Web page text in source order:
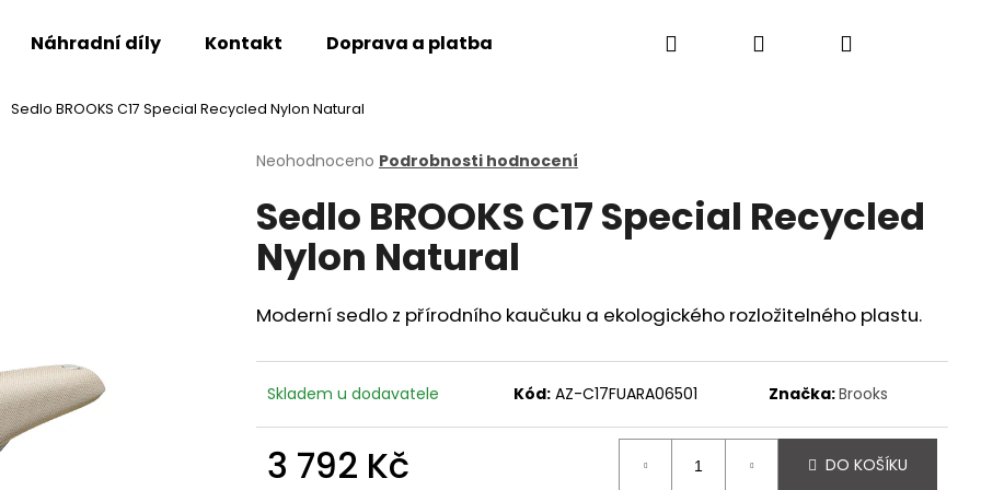
Náhradní díly Kontakt Doprava a platba Hledat PřihlášeníNákupní
Sedlo BROOKS C17 Special Recycled Nylon Natural
Průměrné
produktu
je
0,0
hvězdiček.
Neohodnoceno Podrobnosti hodnocení
Sedlo BROOKS C17 Special Recycled
Nylon Natural
Moderní sedlo z přírodního kaučuku a ekologického rozložitelného plastu.
Skladem u dodavatele Kód: AZ-C17FUARA06501 Značka:Brooks
3 792 Kč DO KOŠÍKU
Co potřebujete najít?
HLEDAT
Následující